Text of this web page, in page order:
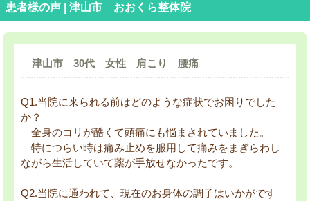
患者様の声 | 津山市 おおくら整体院
津山市 30代 女性 肩こり 腰痛
Q1.当院に来られる前はどのような症状でお困りでした
か？
全身のコリが酷くて頭痛にも悩まされていました。
特につらい時は痛み止めを服用して痛みをまぎらわし
ながら生活していて薬が手放せなかったです。
Q2.当院に通われて、現在のお身体の調子はいかがです